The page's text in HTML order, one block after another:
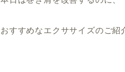
おすすめなエクササイズのご紹